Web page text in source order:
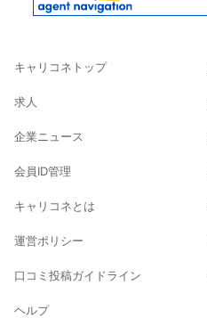
キャリコネトップ
求人
企業ニュース
会員ID管理
キャリコネとは
運営ポリシー
口コミ投稿ガイドライン
ヘルプ